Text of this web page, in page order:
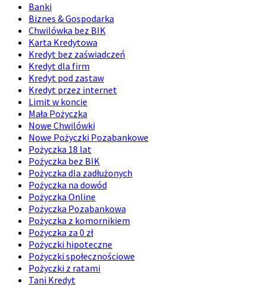
Banki
Biznes & Gospodarka
Chwilówka bez BIK
Karta Kredytowa
Kredyt bez zaświadczeń
Kredyt dla firm
Kredyt pod zastaw
Kredyt przez internet
Limit w koncie
Mała Pożyczka
Nowe Chwilówki
Nowe Pożyczki Pozabankowe
Pożyczka 18 lat
Pożyczka bez BIK
Pożyczka dla zadłużonych
Pożyczka na dowód
Pożyczka Online
Pożyczka Pozabankowa
Pożyczka z komornikiem
Pożyczka za 0 zł
Pożyczki hipoteczne
Pożyczki społecznościowe
Pożyczki z ratami
Tani Kredyt